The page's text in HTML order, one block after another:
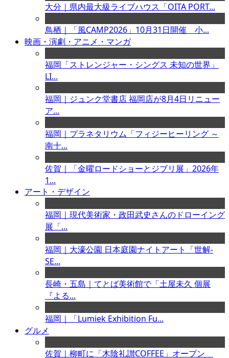
大分｜県内最大級ライブハウス「OITA PORT...
鳥栖｜「風CAMP2026」10月31日開催 小...
映画・演劇・アニメ・マンガ
福岡「ストレンジャー・シングス 未知の世界」
LI...
福岡｜ジュンク堂書店 福岡店が8月4日リニュー
ア...
福岡｜プラネタリウム「フィジーヒーリング ～
南十...
佐賀｜「金曜ロードショーとジブリ展」2026年
1...
アート・デザイン
福岡｜現代美術家・政田武史さんのドローイング
展「...
福岡｜大濠公園 日本庭園ナイトアート「世解-
SE...
長崎・五島｜てとば美術館で「土屋未久 個展
『よる...
福岡｜「Lumiek Exhibition Fu...
グルメ
佐賀｜柳町に「木陰礼讃COFFEE」オープン